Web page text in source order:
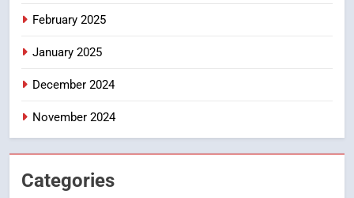
February 2025
January 2025
December 2024
November 2024
Categories